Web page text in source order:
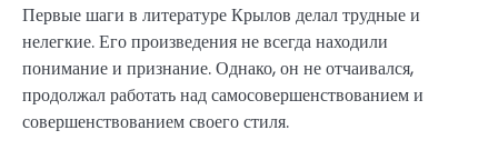
Первые шаги в литературе Крылов делал трудные и
нелегкие. Его произведения не всегда находили
понимание и признание. Однако, он не отчаивался,
продолжал работать над самосовершенствованием и
совершенствованием своего стиля.